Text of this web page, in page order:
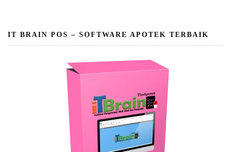
IT BRAIN POS – SOFTWARE APOTEK TERBAIK